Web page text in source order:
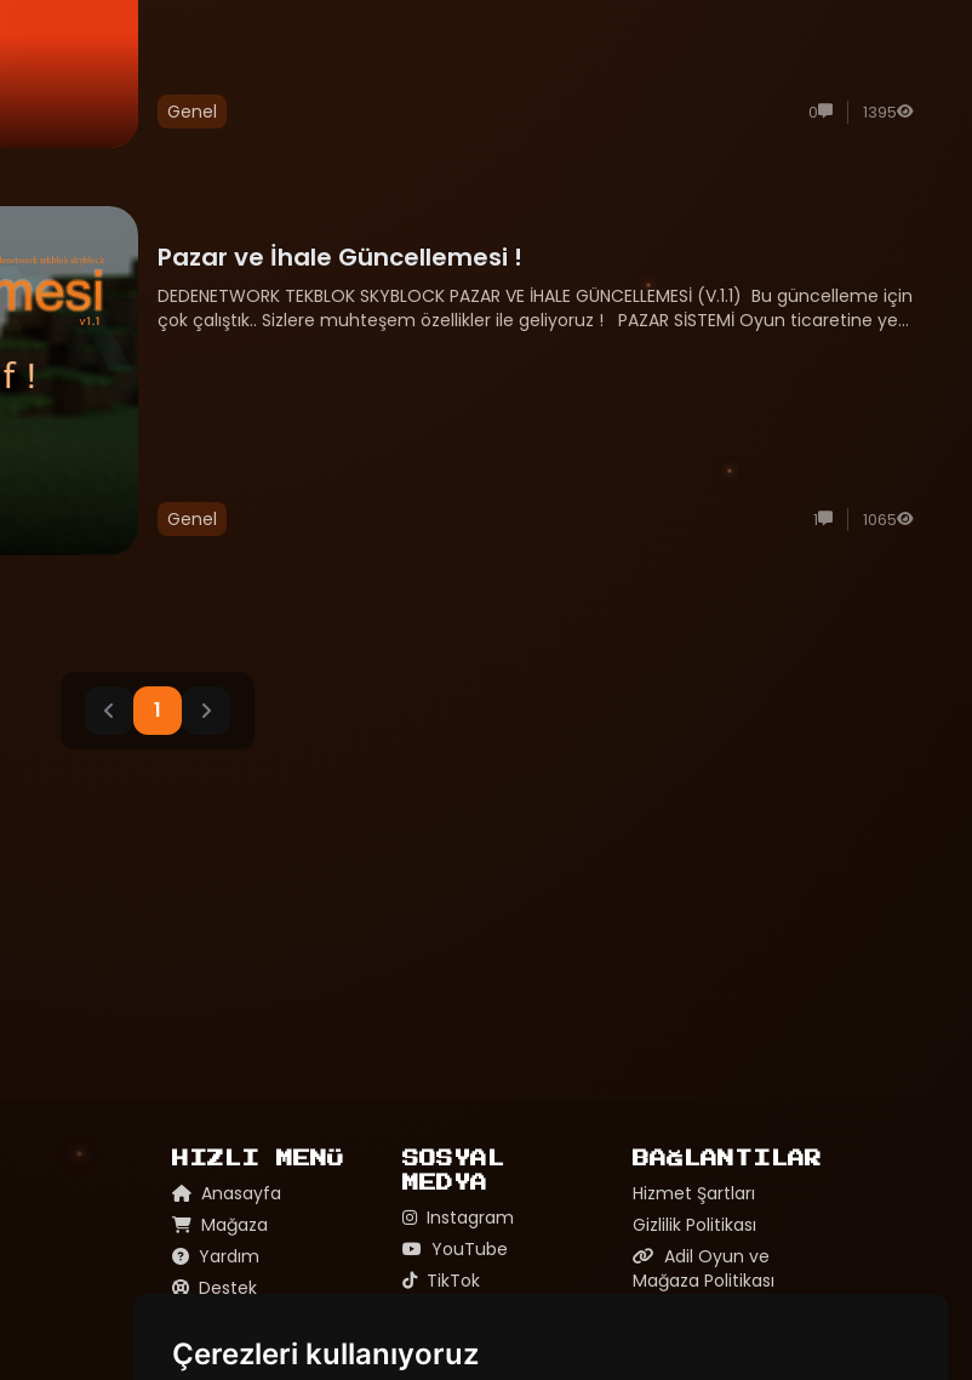
Çerezleri kullanıyoruz
Genel 0 1395
Pazar ve İhale Güncellemesi !
DEDENETWORK TEKBLOK SKYBLOCK PAZAR VE İHALE GÜNCELLEMESİ (V.1.1) Bu güncelleme için
çok çalıştık.. Sizlere muhteşem özellikler ile geliyoruz ! PAZAR SİSTEMİ Oyun ticaretine yeni
Genel 1 1065
1
HIZLI MENÜ
Anasayfa
Mağaza
Yardım
Destek
SOSYAL
MEDYA
Instagram
YouTube
TikTok
BAĞLANTILAR
Hizmet Şartları
Gizlilik Politikası
Adil Oyun ve
Mağaza Politikası